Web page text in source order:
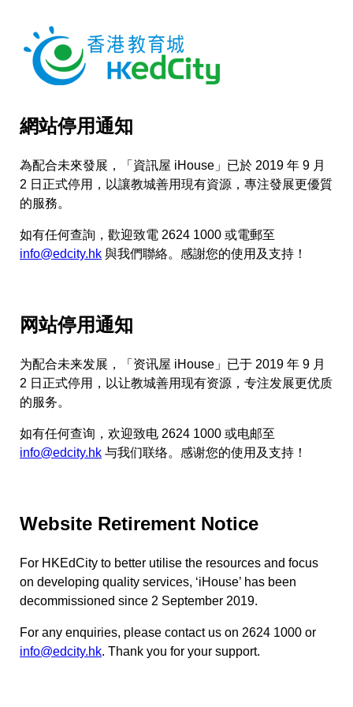
網站停用通知
為配合未來發展，「資訊屋 iHouse」已於 2019 年 9 月
2 日正式停用，以讓教城善用現有資源，專注發展更優質
的服務。
如有任何查詢，歡迎致電 2624 1000 或電郵至
info@edcity.hk 與我們聯絡。感謝您的使用及支持！
网站停用通知
为配合未来发展，「资讯屋 iHouse」已于 2019 年 9 月
2 日正式停用，以让教城善用现有资源，专注发展更优质
的服务。
如有任何查询，欢迎致电 2624 1000 或电邮至
info@edcity.hk 与我们联络。感谢您的使用及支持！
Website Retirement Notice
For HKEdCity to better utilise the resources and focus
on developing quality services, ‘iHouse’ has been
decommissioned since 2 September 2019.
For any enquiries, please contact us on 2624 1000 or
info@edcity.hk. Thank you for your support.